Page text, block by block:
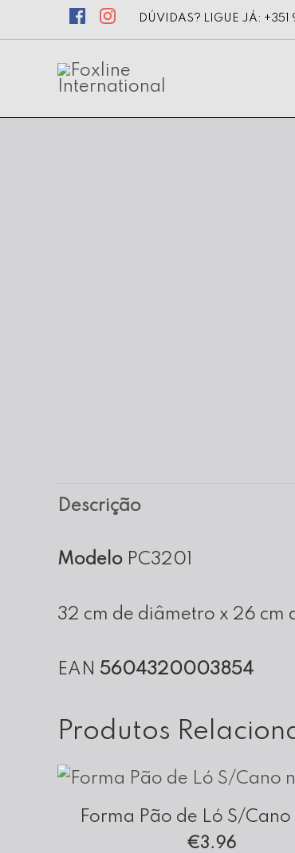
DÚVIDAS? LIGUE JÁ: +351
Descrição
Modelo PC3201
32 cm de diâmetro x 26 cm
EAN 5604320003854
Produtos
Forma Pão de Ló S/
€3.96